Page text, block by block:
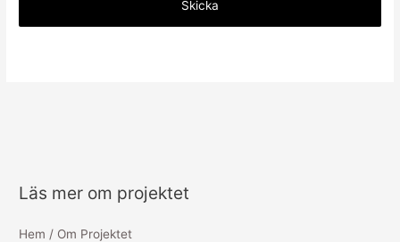
Läs mer om projektet
Hem / Om Projektet